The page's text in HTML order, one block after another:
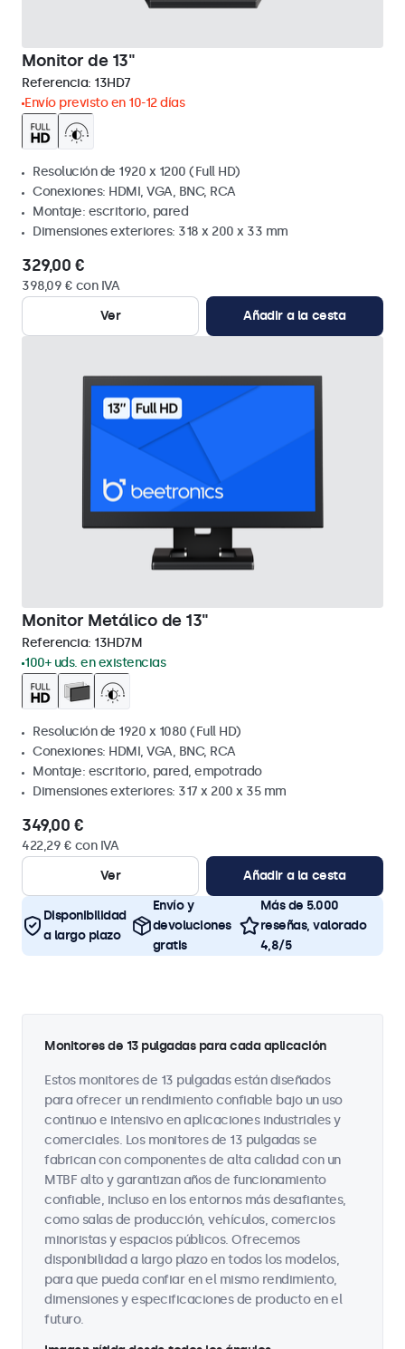
Monitor de 13"
Referencia: 13HD7
Envío previsto en 10-12 días
Resolución de 1920 x 1200 (Full HD)
Conexiones: HDMI, VGA, BNC, RCA
Montaje: escritorio, pared
Dimensiones exteriores: 318 x 200 x 33 mm
329,00 €
398,09 € con IVA
Ver
Añadir a la cesta
Monitor Metálico de 13"
Referencia: 13HD7M
100+ uds. en existencias
Resolución de 1920 x 1080 (Full HD)
Conexiones: HDMI, VGA, BNC, RCA
Montaje: escritorio, pared, empotrado
Dimensiones exteriores: 317 x 200 x 35 mm
349,00 €
422,29 € con IVA
Ver
Añadir a la cesta
Disponibilidad
a largo plazo
Envío y
devoluciones
gratis
Más de 5.000
reseñas, valorado
4,8/5
Monitores de 13 pulgadas para cada aplicación
Estos monitores de 13 pulgadas están diseñados
para ofrecer un rendimiento confiable bajo un uso
continuo e intensivo en aplicaciones industriales y
comerciales. Los monitores de 13 pulgadas se
fabrican con componentes de alta calidad con un
MTBF alto y garantizan años de funcionamiento
confiable, incluso en los entornos más desafiantes,
como salas de producción, vehículos, comercios
minoristas y espacios públicos. Ofrecemos
disponibilidad a largo plazo en todos los modelos,
para que pueda confiar en el mismo rendimiento,
dimensiones y especificaciones de producto en el
futuro.